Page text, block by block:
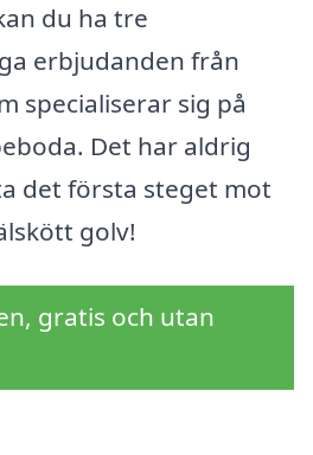
du ha tre
erbjudanden från
specialiserar sig på
Det har aldrig
det första steget mot
golv!
gratis och utan